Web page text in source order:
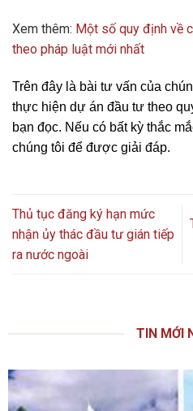
Xem thêm: Một số quy định về
theo pháp luật mới nhất
Trên đây là bài tư vấn của
thực hiện dự án đầu tư theo
bạn đọc. Nếu có bất kỳ thắc
chúng tôi để được giải đáp.
Thủ tục đăng ký hạn mức
nhận ủy thác đầu tư gián tiếp
ra nước ngoài
TIN MỚI